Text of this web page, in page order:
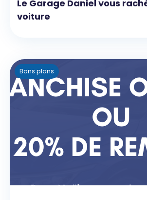
Le Garage Daniel vous
voiture
Bons plans